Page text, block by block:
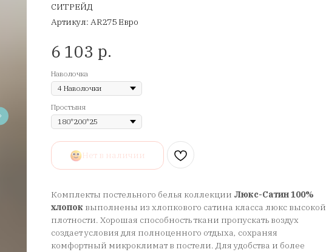
СИТРЕЙД
Артикул: AR275 Евро
6 103 р.
Наволочка
Простыня
Нет в наличии
Комплекты постельного белья коллекции Люкс-Сатин 100%
хлопок выполнены из хлопкового сатина класса люкс высокой
плотности. Хорошая способность ткани пропускать воздух
создает условия для полноценного отдыха, сохраняя
комфортный микроклимат в постели. Для удобства и более